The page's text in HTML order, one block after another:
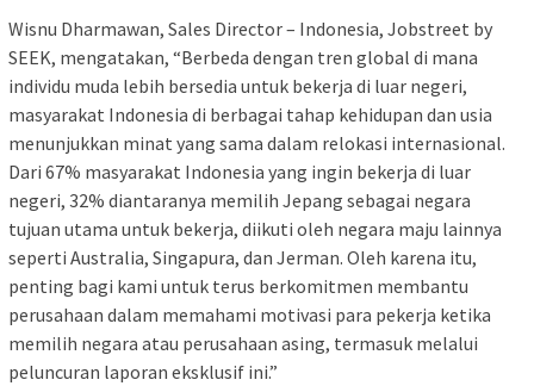
Wisnu Dharmawan, Sales Director – Indonesia, Jobstreet by
SEEK, mengatakan, “Berbeda dengan tren global di mana
individu muda lebih bersedia untuk bekerja di luar negeri,
masyarakat Indonesia di berbagai tahap kehidupan dan usia
menunjukkan minat yang sama dalam relokasi internasional.
Dari 67% masyarakat Indonesia yang ingin bekerja di luar
negeri, 32% diantaranya memilih Jepang sebagai negara
tujuan utama untuk bekerja, diikuti oleh negara maju lainnya
seperti Australia, Singapura, dan Jerman. Oleh karena itu,
penting bagi kami untuk terus berkomitmen membantu
perusahaan dalam memahami motivasi para pekerja ketika
memilih negara atau perusahaan asing, termasuk melalui
peluncuran laporan eksklusif ini.”